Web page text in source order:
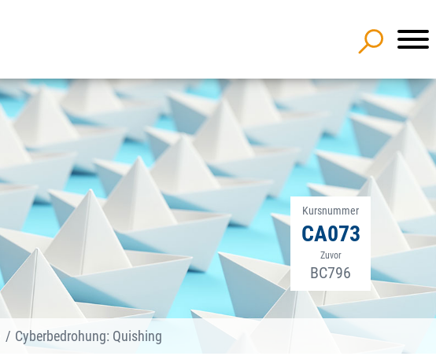
Kursnummer
CA073
Zuvor
BC796
Cyberbedrohung: Quishing